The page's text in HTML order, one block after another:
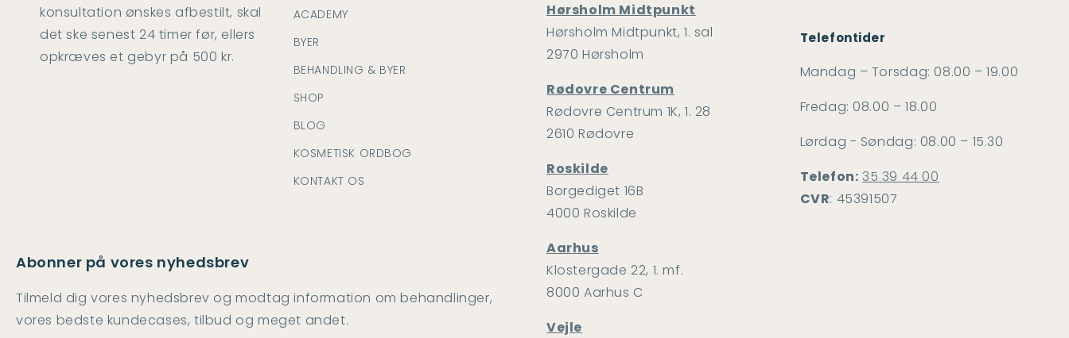
konsultation ønskes afbestilt, skal
det ske senest 24 timer før, ellers
opkræves et gebyr på 500 kr.
ACADEMY
BYER
BEHANDLING & BYER
SHOP
BLOG
KOSMETISK ORDBOG
KONTAKT OS
Hørsholm Midtpunkt
Hørsholm Midtpunkt, 1. sal
2970 Hørsholm
Rødovre Centrum
Rødovre Centrum 1K, 1. 28
2610 Rødovre
Roskilde
Borgediget 16B
4000 Roskilde
Aarhus
Klostergade 22, 1. mf.
8000 Aarhus C
Vejle
Telefontider
Mandag – Torsdag: 08.00 – 19.00
Fredag: 08.00 – 18.00
Lørdag - Søndag: 08.00 – 15.30
Telefon: 35 39 44 00
CVR: 45391507
Abonner på vores nyhedsbrev
Tilmeld dig vores nyhedsbrev og modtag information om behandlinger,
vores bedste kundecases, tilbud og meget andet.